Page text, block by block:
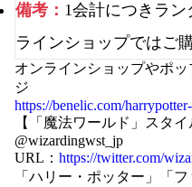
備考： 1会計につきラ
ラインショップではご
オンラインショップやポ
ジ
https://benelic.com/
【「魔法ワールド」スタイ
@wizardingwst_jp
URL： https://twitter.com/
「ハリー・ポッター」「